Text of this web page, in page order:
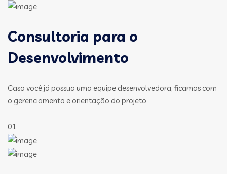
Consultoria para o
Desenvolvimento
Caso você já possua uma equipe desenvolvedora, ficamos com
o gerenciamento e orientação do projeto
01